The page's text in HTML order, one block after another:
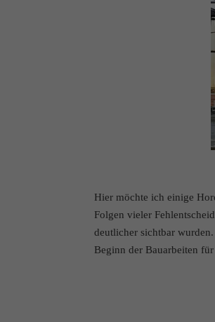
Hier möchte ich einige
Folgen vieler
deutlicher sichtbar
Beginn der Bauarbeiten